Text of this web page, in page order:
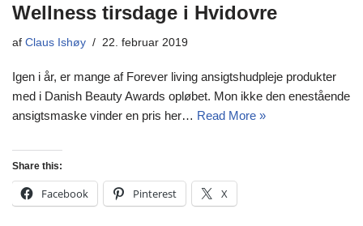
Wellness tirsdage i Hvidovre
af Claus Ishøy 22. februar 2019
Igen i år, er mange af Forever living ansigtshudpleje produkter
med i Danish Beauty Awards opløbet. Mon ikke den enestående
ansigtsmaske vinder en pris her… Read More »
Share this:
Facebook Pinterest X